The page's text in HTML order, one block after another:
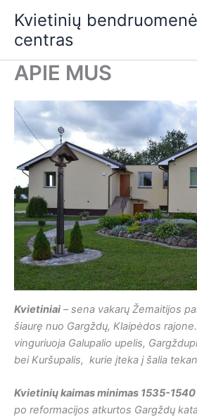
content
Kvietinių
centras
APIE MUS
Kvietiniai – sena vakarų Žemaitijos
šiaurę nuo Gargždų, Klaipėdos
vinguriuoja Galupalio upelis,
bei Kuršupalis, kurie įteka į šalia
Kvietinių kaimas minimas 1535-1540
po reformacijos atkurtos Gargždų